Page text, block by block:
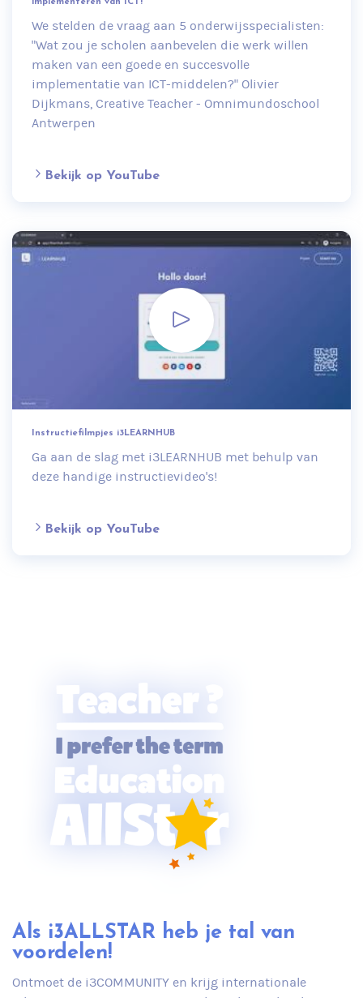
implementeren van ICT!
We stelden de vraag aan 5 onderwijsspecialisten:
"Wat zou je scholen aanbevelen die werk willen
maken van een goede en succesvolle
implementatie van ICT-middelen?" Olivier
Dijkmans, Creative Teacher - Omnimundoschool
Antwerpen
Bekijk op YouTube
Instructiefilmpjes i3LEARNHUB
Ga aan de slag met i3LEARNHUB met behulp van
deze handige instructievideo's!
Bekijk op YouTube
Als i3ALLSTAR heb je tal van
voordelen!
Ontmoet de i3COMMUNITY en krijg internationale